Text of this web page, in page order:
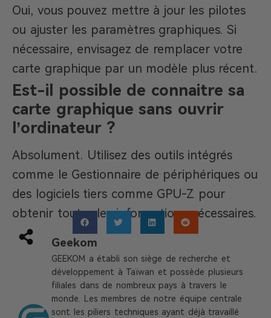
Oui, vous pouvez mettre à jour les pilotes
ou ajuster les paramètres graphiques. Si
nécessaire, envisagez de remplacer votre
carte graphique par un modèle plus récent.
Est-il possible de connaitre sa
carte graphique sans ouvrir
l’ordinateur ?
Absolument. Utilisez des outils intégrés
comme le Gestionnaire de périphériques ou
des logiciels tiers comme GPU-Z pour
obtenir toutes les informations nécessaires.
Geekom
GEEKOM a établi son siège de recherche et
développement à Taïwan et possède plusieurs
filiales dans de nombreux pays à travers le
monde. Les membres de notre équipe centrale
sont les piliers techniques ayant déjà travaillé